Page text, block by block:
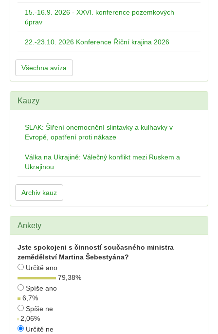
15.-16.9. 2026 - XXVI. konference pozemkových
úprav
22.-23.10. 2026 Konference Říční krajina 2026
Všechna avíza
Kauzy
SLAK: Šíření onemocnění slintavky a kulhavky v
Evropě, opatření proti nákaze
Válka na Ukrajině: Válečný konflikt mezi Ruskem a
Ukrajinou
Archiv kauz
Ankety
Jste spokojeni s činností současného ministra
zemědělství Martina Šebestyána?
Určitě ano
79,38%
Spíše ano
6,7%
Spíše ne
2,06%
Určitě ne